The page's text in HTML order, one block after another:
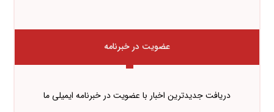
عضویت در خبرنامه
دریافت جدیدترین اخبار با عضویت در خبرنامه ایمیلی ما